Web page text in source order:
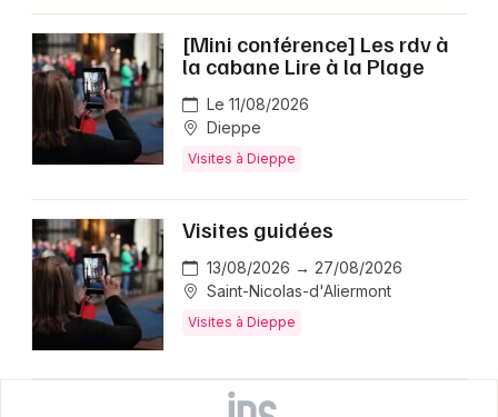
[Mini conférence] Les rdv à
la cabane Lire à la Plage
Le 11/08/2026
Dieppe
Visites à Dieppe
Visites guidées
13/08/2026 → 27/08/2026
Saint-Nicolas-d'Aliermont
Visites à Dieppe